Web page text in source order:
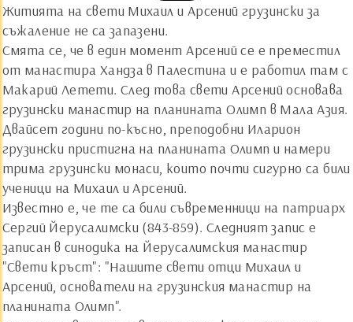
Житията на свети Михаил и Арсений грузински за
съжаление не са запазени.
Смята се, че в един момент Арсений се е преместил
от манастира Хандза в Палестина и е работил там с
Макарий Летети. След това свети Арсений основава
грузински манастир на планината Олимп в Мала Азия.
Двайсет години по-късно, преподобни Иларион
грузински пристигна на планината Олимп и намери
трима грузински монаси, които почти сигурно са били
ученици на Михаил и Арсений.
Известно е, че те са били съвременници на патриарх
Сергий Йерусалимски (843-859). Следният запис е
записан в синодика на Йерусалимския манастир
"Свети кръст": "Нашите свети отци Михаил и
Арсений, основатели на грузинския манастир на
планината Олимп".